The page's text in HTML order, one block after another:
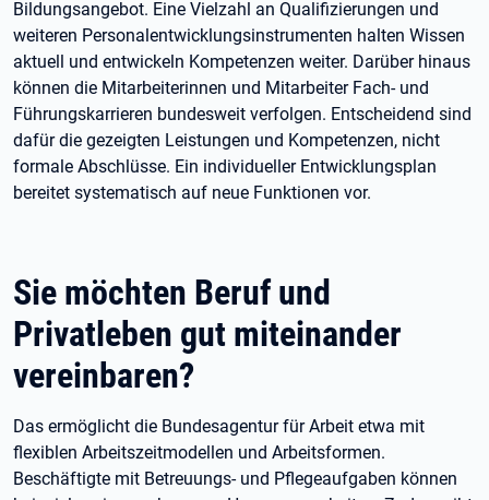
Bildungsangebot. Eine Vielzahl an Qualifizierungen und
weiteren Personalentwicklungsinstrumenten halten Wissen
aktuell und entwickeln Kompetenzen weiter. Darüber hinaus
können die Mitarbeiterinnen und Mitarbeiter Fach- und
Führungskarrieren bundesweit verfolgen. Entscheidend sind
dafür die gezeigten Leistungen und Kompetenzen, nicht
formale Abschlüsse. Ein individueller Entwicklungsplan
bereitet systematisch auf neue Funktionen vor.
Sie möchten Beruf und
Privatleben gut miteinander
vereinbaren?
Das ermöglicht die Bundesagentur für Arbeit etwa mit
flexiblen Arbeitszeitmodellen und Arbeitsformen.
Beschäftigte mit Betreuungs- und Pflegeaufgaben können